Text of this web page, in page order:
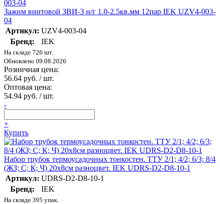
Зажим винтовой ЗВИ-3 н/г 1.0-2.5кв.мм 12пар IEK UZV4-003-
04
Артикул: UZV4-003-04
Бренд:
IEK
На складе 726 шт.
Обновлено 09.08.2026
Розничная цена:
56.64 руб. / шт.
Оптовая цена:
54.94 руб. / шт.
-
+
Купить
Набор трубок термоусадочных тонкостен. ТТУ 2/1; 4/2; 6/3; 8/4
(ЖЗ; С; К; Ч) 20х8см разноцвет. IEK UDRS-D2-D8-10-1
Артикул: UDRS-D2-D8-10-1
Бренд:
IEK
На складе 395 упак.